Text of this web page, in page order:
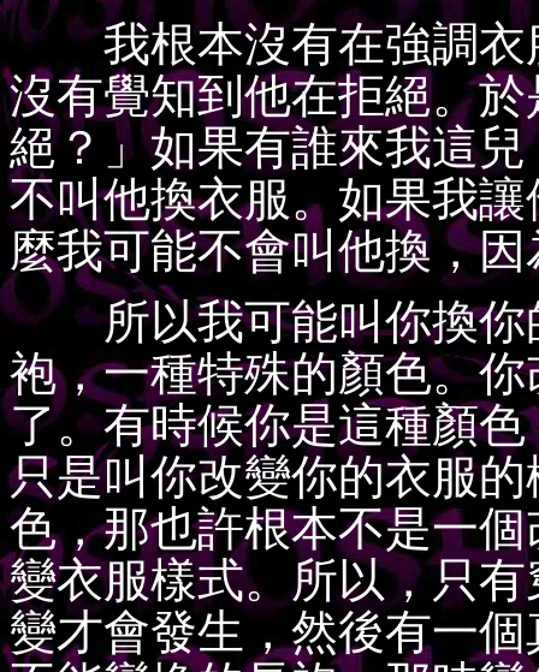
我根本沒有在強調衣
沒有覺知到他在拒絕。
絕？」如果有誰來我這
不叫他換衣服。如果我
麼我可能不會叫他換，
所以我可能叫你換你
袍，一種特殊的顏色。
了。有時候你是這種顏
只是叫你改變你的衣服
色，那也許根本不是一
變衣服樣式。所以，只
變才會發生，然後有一